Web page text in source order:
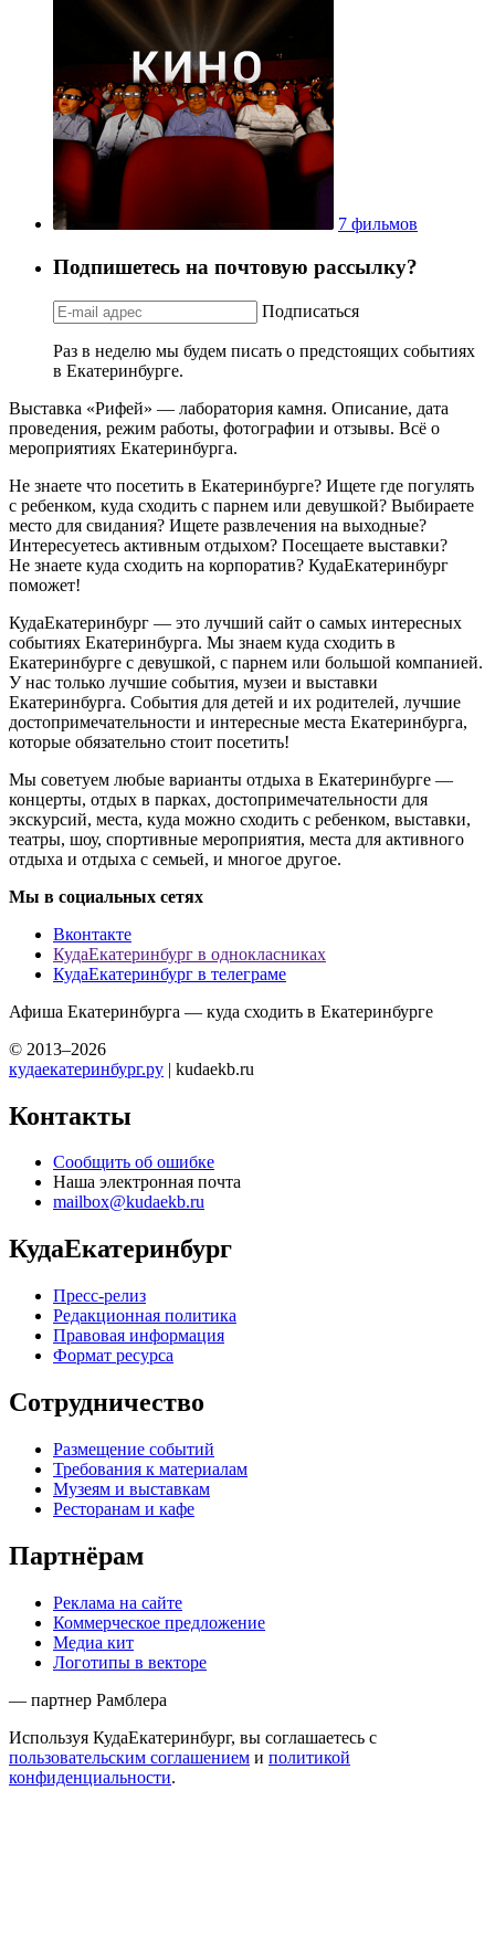
7 фильмов
Подпишетесь на почтовую рассылку?
Подписаться
Раз в неделю мы будем писать о предстоящих событиях
в Екатеринбурге.
Выставка «Рифей» — лаборатория камня. Описание, дата
проведения, режим работы, фотографии и отзывы. Всё о
мероприятиях Екатеринбурга.
Не знаете что посетить в Екатеринбурге? Ищете где погулять
с ребенком, куда сходить с парнем или девушкой? Выбираете
место для свидания? Ищете развлечения на выходные?
Интересуетесь активным отдыхом? Посещаете выставки?
Не знаете куда сходить на корпоратив? КудаЕкатеринбург
поможет!
КудаЕкатеринбург — это лучший сайт о самых интересных
событиях Екатеринбурга. Мы знаем куда сходить в
Екатеринбурге с девушкой, с парнем или большой компанией.
У нас только лучшие события, музеи и выставки
Екатеринбурга. События для детей и их родителей, лучшие
достопримечательности и интересные места Екатеринбурга,
которые обязательно стоит посетить!
Мы советуем любые варианты отдыха в Екатеринбурге —
концерты, отдых в парках, достопримечательности для
экскурсий, места, куда можно сходить с ребенком, выставки,
театры, шоу, спортивные мероприятия, места для активного
отдыха и отдыха с семьей, и многое другое.
Мы в социальных сетях
Вконтакте
КудаЕкатеринбург в однокласниках
КудаЕкатеринбург в телеграме
Афиша Екатеринбурга — куда сходить в Екатеринбурге
© 2013–2026
кудаекатеринбург.ру | kudaekb.ru
Контакты
Сообщить об ошибке
Наша электронная почта
mailbox@kudaekb.ru
КудаЕкатеринбург
Пресс-релиз
Редакционная политика
Правовая информация
Формат ресурса
Сотрудничество
Размещение событий
Требования к материалам
Музеям и выставкам
Ресторанам и кафе
Партнёрам
Реклама на сайте
Коммерческое предложение
Медиа кит
Логотипы в векторе
— партнер Рамблера
Используя КудаЕкатеринбург, вы соглашаетесь с
пользовательским соглашением и политикой
конфиденциальности.